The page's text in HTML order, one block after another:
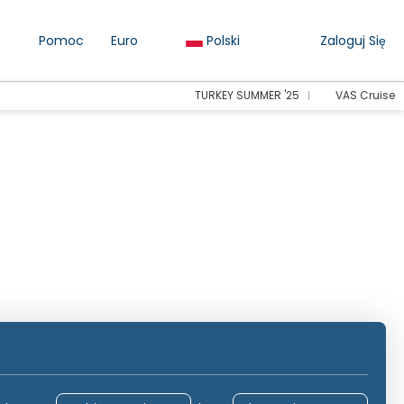
Pomoc Euro Polski Zaloguj Się
TURKEY SUMMER '25 VAS Cruise